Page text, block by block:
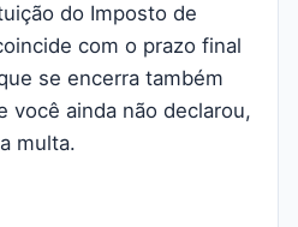
do Imposto de
com o prazo final
se encerra também
você ainda não declarou,
multa.